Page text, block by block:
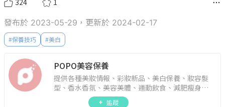
324 1
發布於 2023-05-29，更新於 2024-02-17
#保養技巧 #美白
POPO美容保養
提供各種美妝情報、彩妝新品、美白保養、妝容髮
型、香水香氛、美容美體、運動飲食、減肥瘦身、
週年慶資訊。
追蹤